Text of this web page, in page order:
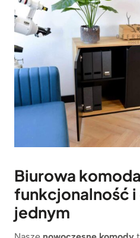
Biurowa
funkcjonalność
jednym